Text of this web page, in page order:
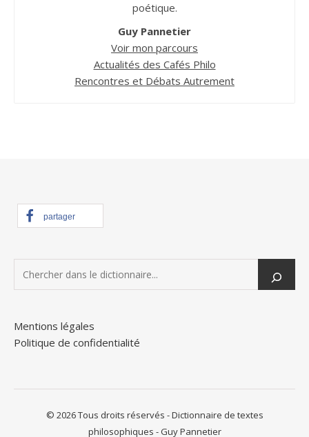
poétique.
Guy Pannetier
Voir mon parcours
Actualités des Cafés Philo
Rencontres et Débats Autrement
partager
Mentions légales
Politique de confidentialité
© 2026 Tous droits réservés - Dictionnaire de textes
philosophiques - Guy Pannetier